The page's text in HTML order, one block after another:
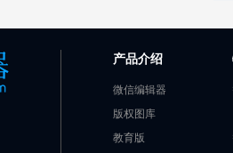
产品介绍
微信编辑器
版权图库
教育版